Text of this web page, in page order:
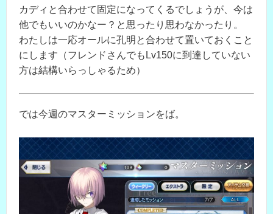
カディと合わせて固定になってくるでしょうが、今は
他でもいいのかなー？と思ったり思わなかったり。
わたしは一応オールに孔明と合わせて置いておくこと
にします（フレンドさんでもLv150に到達していない
方は結構いらっしゃるため）
では今週のマスターミッションをば。